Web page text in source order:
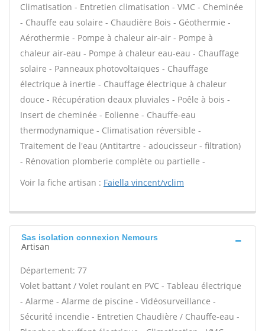
Climatisation - Entretien climatisation - VMC - Cheminée
- Chauffe eau solaire - Chaudière Bois - Géothermie -
Aérothermie - Pompe à chaleur air-air - Pompe à
chaleur air-eau - Pompe à chaleur eau-eau - Chauffage
solaire - Panneaux photovoltaïques - Chauffage
électrique à inertie - Chauffage électrique à chaleur
douce - Récupération deaux pluviales - Poêle à bois -
Insert de cheminée - Eolienne - Chauffe-eau
thermodynamique - Climatisation réversible -
Traitement de l'eau (Antitartre - adoucisseur - filtration)
- Rénovation plomberie complète ou partielle -
Voir la fiche artisan : Faiella vincent/vclim
Sas isolation connexion Nemours
Artisan
Département: 77
Volet battant / Volet roulant en PVC - Tableau électrique
- Alarme - Alarme de piscine - Vidéosurveillance -
Sécurité incendie - Entretien Chaudière / Chauffe-eau -